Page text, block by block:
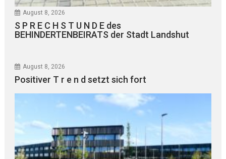
August 8, 2026
S P R E C H S T U N D E des
BEHINDERTENBEIRATS der Stadt Landshut
August 8, 2026
Positiver T r e n d setzt sich fort